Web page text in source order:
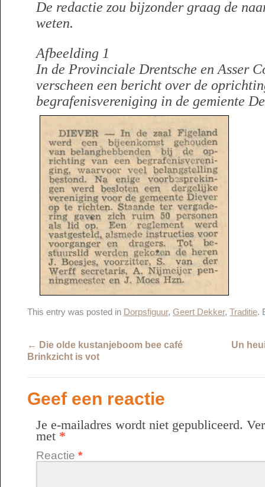
De redactie zou bijzonder graag de
weten.
Afbeelding 1
In de Provinciale Drentsche en Asser
verscheen een bericht over de
begrafenisvereniging in de gemiente
This entry was posted in Dorpsfiguur, Geert Dekker, Traditie.
← Die olde kustanjeboom bee café
Brinkzicht is vot
Un
Geef een reactie
Je e-mailadres wordt niet gepubliceerd.
met *
Reactie *